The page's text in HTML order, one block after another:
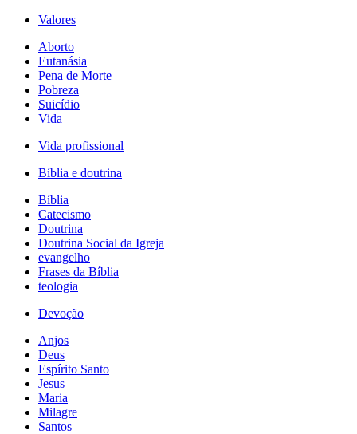
Valores
Aborto
Eutanásia
Pena de Morte
Pobreza
Suicídio
Vida
Vida profissional
Bíblia e doutrina
Bíblia
Catecismo
Doutrina
Doutrina Social da Igreja
evangelho
Frases da Bíblia
teologia
Devoção
Anjos
Deus
Espírito Santo
Jesus
Maria
Milagre
Santos